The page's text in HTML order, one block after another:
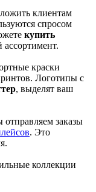
клиентам
спросом
купить
краски
Логотипы с
, выделят ваш
заказы
. Это
коллекции